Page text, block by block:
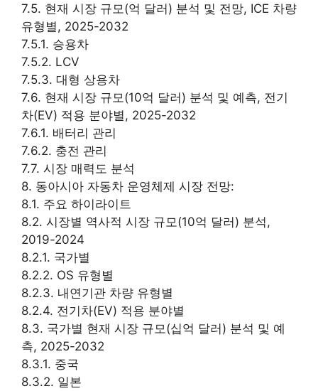
7.5. 현재 시장 규모(억 달러) 분석 및 전망, ICE 차량
유형별, 2025-2032
7.5.1. 승용차
7.5.2. LCV
7.5.3. 대형 상용차
7.6. 현재 시장 규모(10억 달러) 분석 및 예측, 전기
차(EV) 적용 분야별, 2025-2032
7.6.1. 배터리 관리
7.6.2. 충전 관리
7.7. 시장 매력도 분석
8. 동아시아 자동차 운영체제 시장 전망:
8.1. 주요 하이라이트
8.2. 시장별 역사적 시장 규모(10억 달러) 분석,
2019-2024
8.2.1. 국가별
8.2.2. OS 유형별
8.2.3. 내연기관 차량 유형별
8.2.4. 전기차(EV) 적용 분야별
8.3. 국가별 현재 시장 규모(십억 달러) 분석 및 예
측, 2025-2032
8.3.1. 중국
8.3.2. 일본